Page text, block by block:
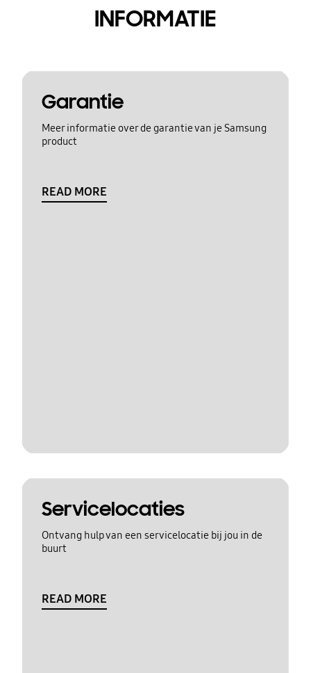
INFORMATIE
Garantie
Meer informatie over de garantie van je Samsung
product
READ MORE
Servicelocaties
Ontvang hulp van een servicelocatie bij jou in de
buurt
READ MORE